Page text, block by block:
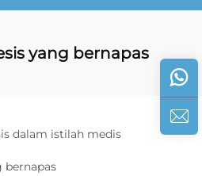
yang bernapas
dalam istilah medis
bernapas